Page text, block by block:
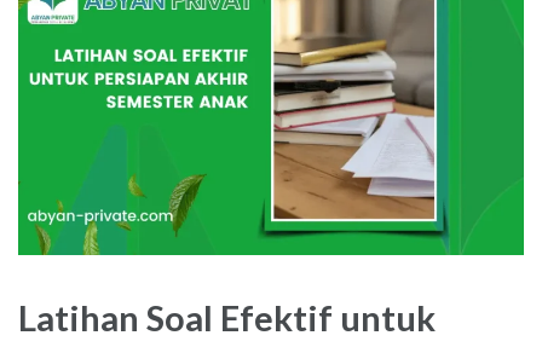
Latihan Soal Efektif untuk